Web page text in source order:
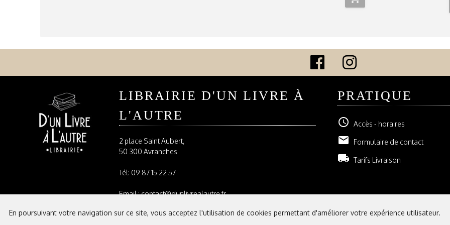
LIBRAIRIE D'UN LIVRE À
L'AUTRE
2 place Saint Aubert,
50 300 Avranches
Tél: 09 87 15 22 57
Email : contact@dunlivrealautre.fr
PRATIQUE
schedule Accès - horaires
email Formulaire de contact
local_shipping Tarifs Livraison
Mentions légales|Conditions
En poursuivant votre navigation sur ce site, vous acceptez l'utilisation de cookies permettant d'améliorer votre expérience utilisateur.